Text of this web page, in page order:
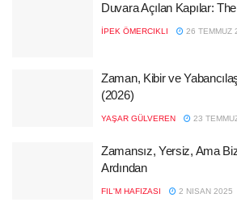
Duvara Açılan Kapılar:
İPEK ÖMERCIKLI 26 TEMMUZ
Zaman, Kibir ve
(2026)
YAŞAR GÜLVEREN 23
Zamansız, Yersiz, Ama
Ardından
FIL'M HAFIZASI 2 NISAN 2025